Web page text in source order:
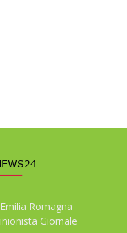
Romagna
Giornale